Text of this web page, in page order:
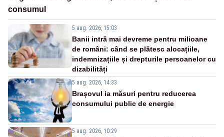
consumul
5 aug. 2026, 15:03
Banii intră mai devreme pentru milioane
de români: când se plătesc alocațiile,
indemnizațiile și drepturile persoanelor cu
dizabilități
5 aug. 2026, 14:33
Brașovul ia măsuri pentru reducerea
consumului public de energie
5 aug. 2026, 10:29